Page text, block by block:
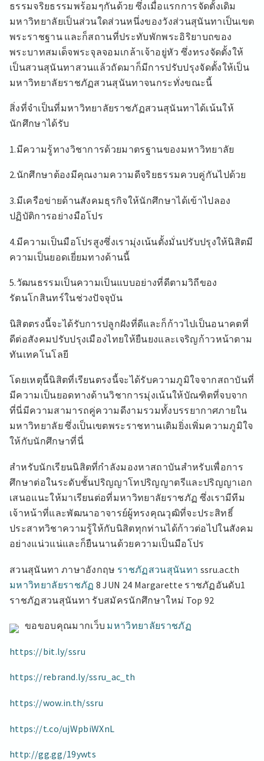
ธรรมจริยธรรมพร้อมๆกันด้วย ซึ่งเมื่อแรกการจัดตั้งเดิม
มหาวิทยาลัยเป็นส่วนใดส่วนหนึ่งของวังส่วนสุนันทาเป็นเขต
พระราชฐาน และก็สถานที่ประทับพักพระอิริยาบถของ
พระบาทสมเด็จพระจุลจอมเกล้าเจ้าอยู่หัว ซึ่งทรงจัดตั้งให้
เป็นสวนสุนันทาสวนแล้วถัดมาก็มีการปรับปรุงจัดตั้งให้เป็น
มหาวิทยาลัยราชภัฏสวนสุนันทาจนกระทั่งขณะนี้
สิ่งที่จำเป็นที่มหาวิทยาลัยราชภัฏสวนสุนันทาได้เน้นให้
นักศึกษาได้รับ
1.มีความรู้ทางวิชาการด้วยมาตรฐานของมหาวิทยาลัย
2.นักศึกษาต้องมีคุณงามความดีจริยธรรมควบคู่กันไปด้วย
3.มีเครือข่ายด้านสังคมธุรกิจให้นักศึกษาได้เข้าไปลอง
ปฏิบัติการอย่างมือโปร
4.มีความเป็นมือโปรสูงซึ่งเรามุ่งเน้นตั้งมั่นปรับปรุงให้นิสิตมี
ความเป็นยอดเยี่ยมทางด้านนี้
5.วัฒนธรรมเป็นความเป็นแบบอย่างที่ดีตามวิถีของ
รัตนโกสินทร์ในช่วงปัจจุบัน
นิสิตตรงนี้จะได้รับการปลูกฝังที่ดีและก็ก้าวไปเป็นอนาคตที่
ดีต่อสังคมปรับปรุงเมืองไทยให้ยืนยงและเจริญก้าวหน้าตาม
ทันเทคโนโลยี
โดยเหตุนี้นิสิตที่เรียนตรงนี้จะได้รับความภูมิใจจากสถาบันที่
มีความเป็นยอดทางด้านวิชาการมุ่งเน้นให้บัณฑิตที่จบจาก
ที่นี่มีความสามารถคู่ความดีงามรวมทั้งบรรยากาศภายใน
มหาวิทยาลัย ซึ่งเป็นเขตพระราชทานเดิมยิ่งเพิ่มความภูมิใจ
ให้กับนักศึกษาที่นี่
สำหรับนักเรียนนิสิตที่กำลังมองหาสถาบันสำหรับเพื่อการ
ศึกษาต่อในระดับชั้นปริญญาโทปริญญาตรีและปริญญาเอก
เสนอแนะให้มาเรียนต่อที่มหาวิทยาลัยราชภัฏ ซึ่งเรามีทีม
เจ้าหน้าที่และพัฒนาอาจารย์ผู้ทรงคุณวุฒิที่จะประสิทธิ์
ประสาทวิชาความรู้ให้กับนิสิตทุกท่านได้ก้าวต่อไปในสังคม
อย่างแน่วแน่และก็ยืนนานด้วยความเป็นมือโปร
สวนสุนันทา ภาษาอังกฤษ ราชภัฏสวนสุนันทา ssru.ac.th
มหาวิทยาลัยราชภัฏ 8 JUN 24 Margarette ราชภัฏอันดับ1
ราชภัฏสวนสุนันทา รับสมัครนักศึกษาใหม่ Top 92
ขอขอบคุณมากเว็บ มหาวิทยาลัยราชภัฏ
https://bit.ly/ssru
https://rebrand.ly/ssru_ac_th
https://wow.in.th/ssru
https://t.co/ujWpbiWXnL
http://gg.gg/19ywts